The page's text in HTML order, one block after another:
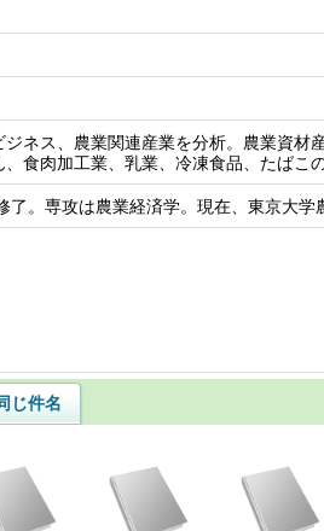
ネス、農業関連産業を分析。農業資材
食肉加工業、乳業、冷凍食品、たばこ
。専攻は農業経済学。現在、東京大学
じ件名